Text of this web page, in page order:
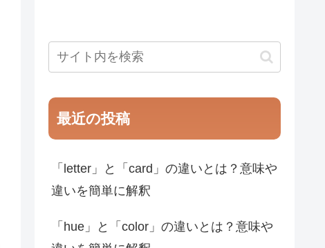
最近の投稿
「letter」と「card」の違いとは？意味や
違いを簡単に解釈
「hue」と「color」の違いとは？意味や